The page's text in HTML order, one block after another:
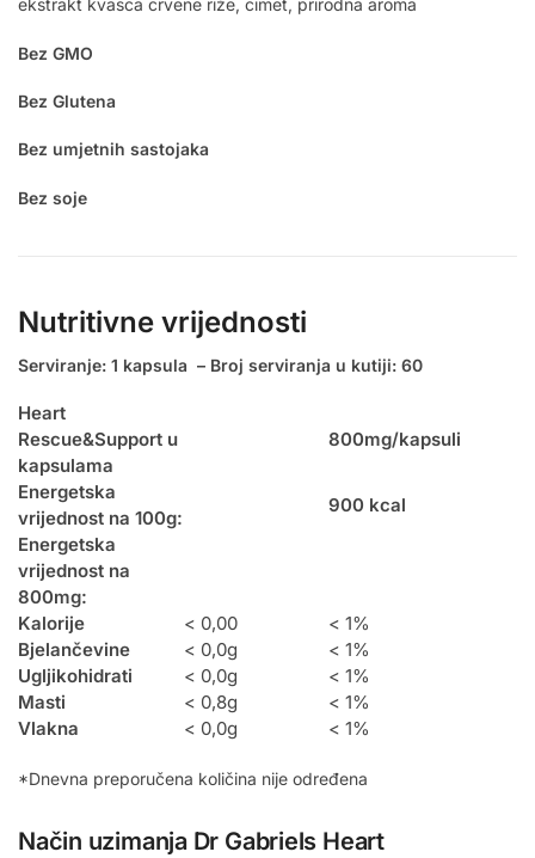
ekstrakt kvasca crvene riže, cimet, prirodna aroma
Bez GMO
Bez Glutena
Bez umjetnih sastojaka
Bez soje
Nutritivne vrijednosti
Serviranje: 1 kapsula – Broj serviranja u kutiji: 60
Heart
Rescue&Support u
kapsulama
800mg/kapsuli
Energetska
vrijednost na 100g:
900 kcal
Energetska
vrijednost na
800mg:
Kalorije
< 0,00
< 1%
Bjelančevine
< 0,0g
< 1%
Ugljikohidrati
< 0,0g
< 1%
Masti
< 0,8g
< 1%
Vlakna
< 0,0g < 1%
*Dnevna preporučena količina nije određena
Način uzimanja Dr Gabriels Heart